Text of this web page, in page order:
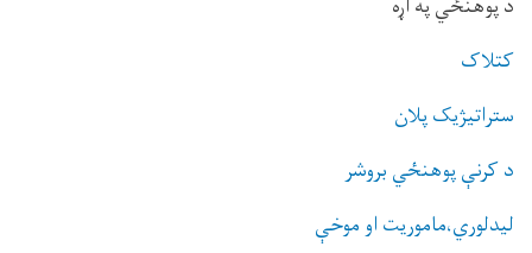
کتلاک
ستراتيژیک پلان
د کرنې پوهنځي بروشر
لیدلوري،ماموریت او موخې